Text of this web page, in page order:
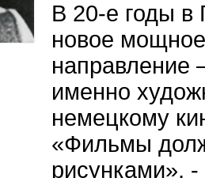
В 20-е годы в
новое
направление
именно
немецкому
«Фильмы
рисунками», -